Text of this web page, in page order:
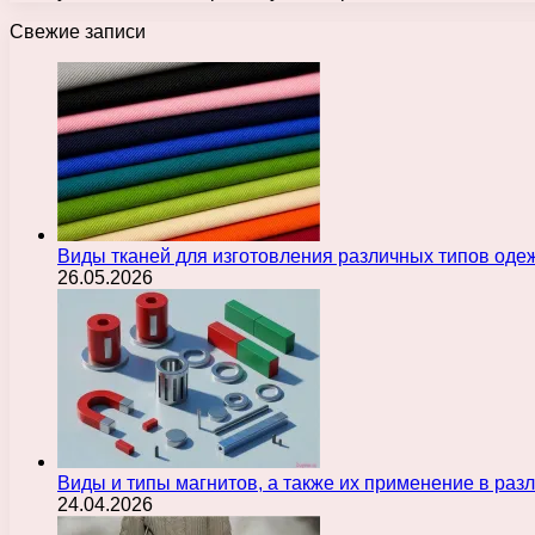
Свежие записи
Виды тканей для изготовления различных типов
26.05.2026
Виды и типы магнитов, а также их применение в
24.04.2026